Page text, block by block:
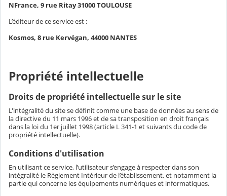
NFrance, 9 rue Ritay 31000 TOULOUSE
L’éditeur de ce service est :
Kosmos, 8 rue Kervégan, 44000 NANTES
Propriété intellectuelle
Droits de propriété intellectuelle sur le site
L'intégralité du site se définit comme une base de données au sens de
la directive du 11 mars 1996 et de sa transposition en droit français
dans la loi du 1er juillet 1998 (article L 341-1 et suivants du code de
propriété intellectuelle).
Conditions d'utilisation
En utilisant ce service, l’utilisateur s’engage à respecter dans son
intégralité le Règlement Intérieur de l’établissement, et notamment la
partie qui concerne les équipements numériques et informatiques.